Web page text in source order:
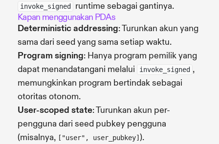
invoke_signed
runtime sebagai gantinya.
Kapan menggunakan PDAs
Deterministic addressing: Turunkan akun yang
sama dari seed yang sama setiap waktu.
Program signing: Hanya program pemilik yang
dapat menandatangani melalui
invoke_signed ,
memungkinkan program bertindak sebagai
otoritas otonom.
User-scoped state: Turunkan akun per-
pengguna dari seed pubkey pengguna
(misalnya, ["user", user_pubkey] ).